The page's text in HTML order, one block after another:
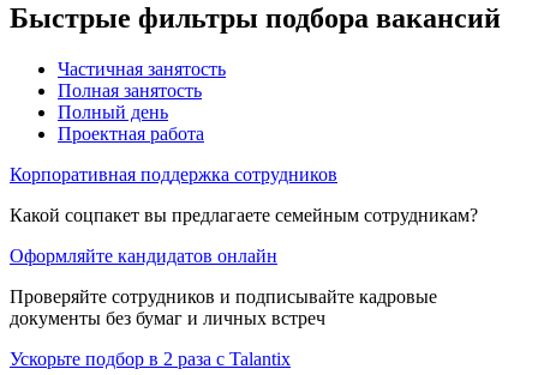
Быстрые фильтры подбора вакансий
Частичная занятость
Полная занятость
Полный день
Проектная работа
Корпоративная поддержка сотрудников
Какой соцпакет вы предлагаете семейным сотрудникам?
Оформляйте кандидатов онлайн
Проверяйте сотрудников и подписывайте кадровые
документы без бумаг и личных встреч
Ускорьте подбор в 2 раза с Talantix